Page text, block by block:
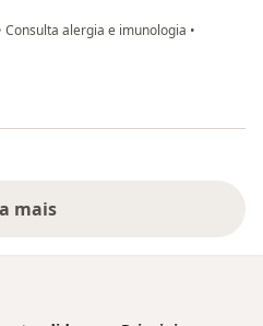
Consulta alergia e imunologia •
mais